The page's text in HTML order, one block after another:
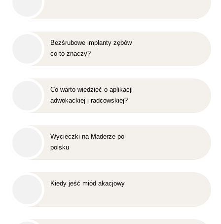
Bezśrubowe implanty zębów
co to znaczy?
Co warto wiedzieć o aplikacji
adwokackiej i radcowskiej?
Wycieczki na Maderze po
polsku
Kiedy jeść miód akacjowy